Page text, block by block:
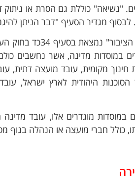
"נשיאה" כוללת גם הסרת או
מגדיר הסעיף "דבר הניתן
הגדרת "עובדת
במוסדות מדינה, אשר נחשבים
חינוך מקומית, עובד מועצה דתית,
הסוכנות היהודית לארץ ישראל,
במוסדות מוגדרים אלו, עובד
כולל חברי מועצה או הנהלה בגוף